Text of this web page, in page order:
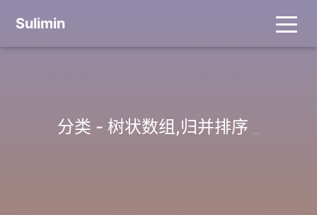
Sulimin
分类 - 树状数组,归并排序